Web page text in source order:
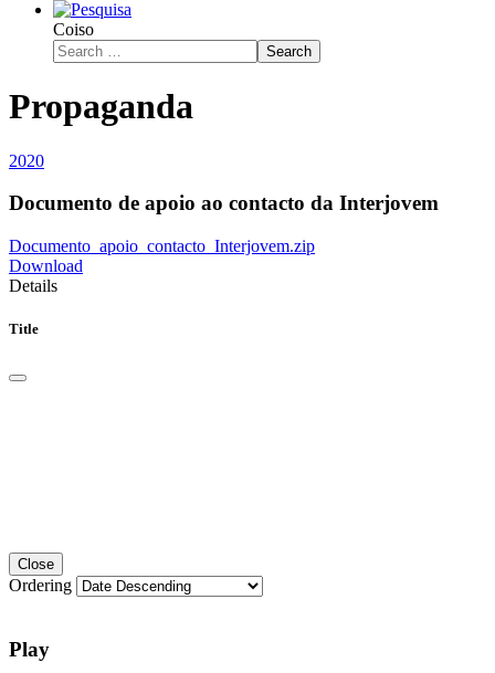
Coiso
Search
Propaganda
2020
Documento de apoio ao contacto da Interjovem
Documento_apoio_contacto_Interjovem.zip
Download
Details
Title
Close
Ordering
Play